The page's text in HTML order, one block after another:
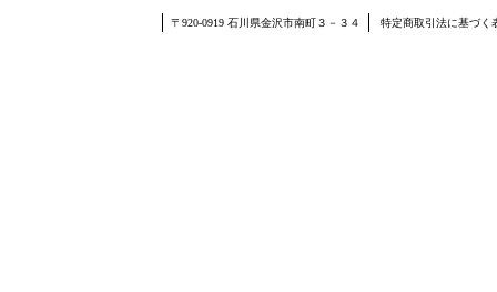
〒920-0919 石川県金沢市南町３－３４ 特定商取引法に基づく